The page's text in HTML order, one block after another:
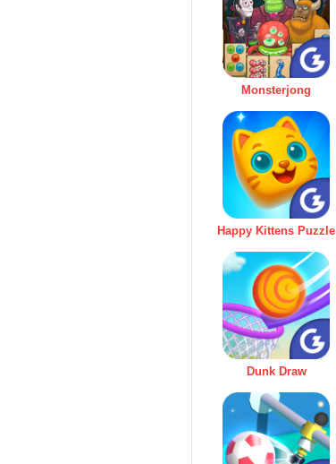
Monsterjong
Happy Kittens Puzzle
Dunk Draw